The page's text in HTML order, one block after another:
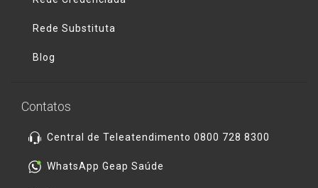
Rede Substituta
Blog
Contatos
Central de Teleatendimento 0800 728 8300
WhatsApp Geap Saúde